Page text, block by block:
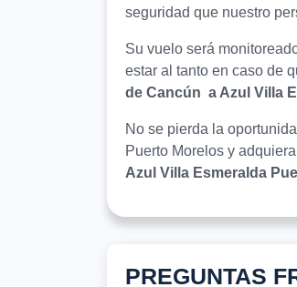
seguridad que nuestro
Su vuelo será
estar al tanto en caso de
de Cancún a Azul Villa
No se pierda la
Puerto Morelos y
Azul Villa Esmeralda
PREGUNTAS